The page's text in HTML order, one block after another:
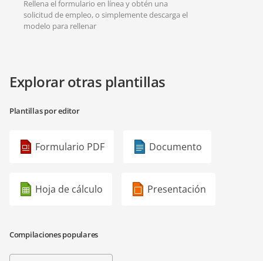
Rellena el formulario en línea y obtén una
solicitud de empleo, o simplemente descarga el
modelo para rellenar
Explorar otras plantillas
Plantillas por editor
Formulario PDF Documento
Hoja de cálculo Presentación
Compilaciones populares